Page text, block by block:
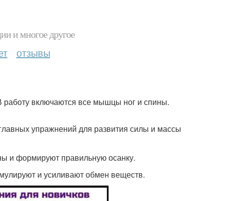
и многое другое
отзывы
включаются все мышцы ног и спины.
упражнений для развития силы и массы
и формируют правильную осанку.
и усиливают обмен веществ.